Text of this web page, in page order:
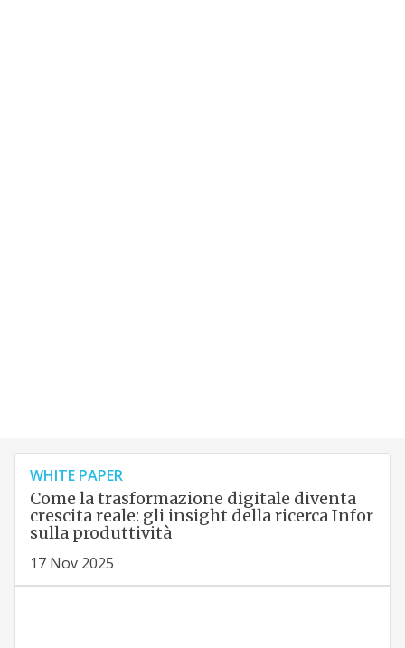
WHITE PAPER
Come la trasformazione digitale diventa
crescita reale: gli insight della ricerca Infor
sulla produttività
17 Nov 2025